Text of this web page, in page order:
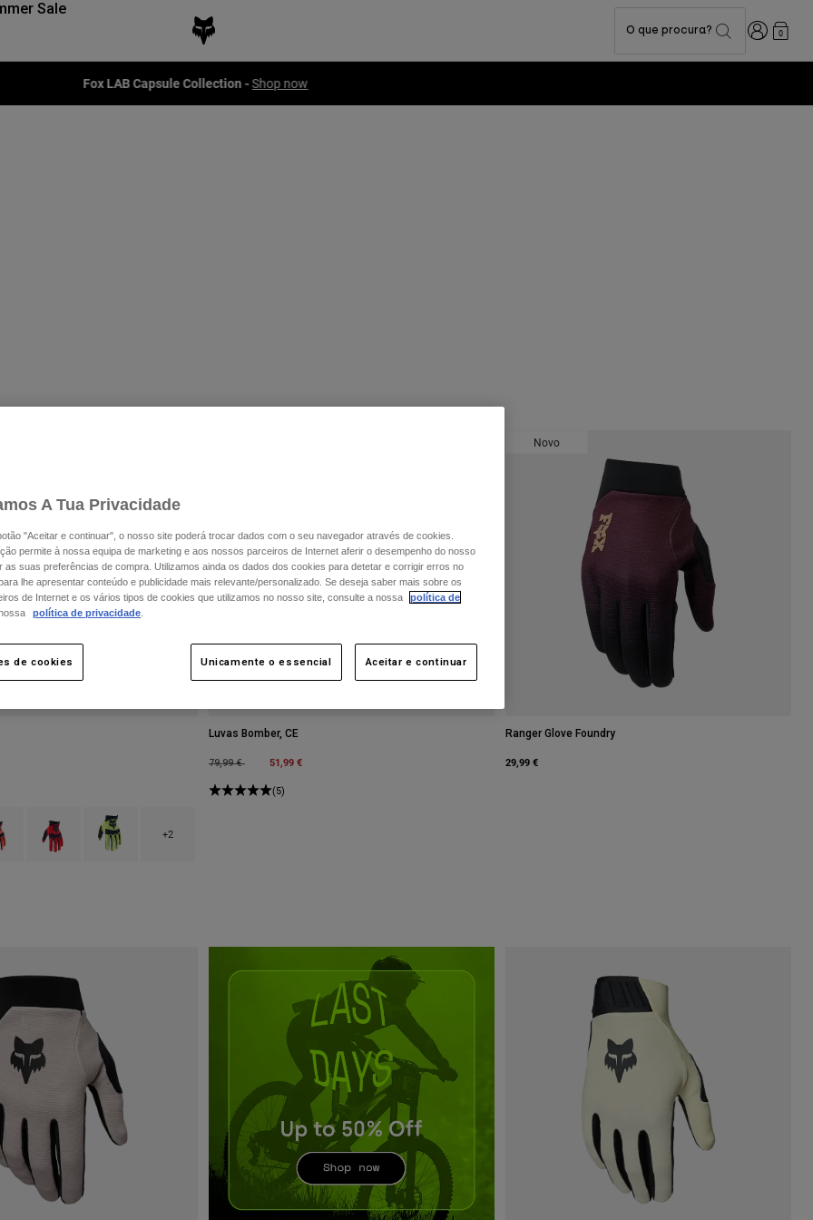
Sale
O que procura? Iniciar0
Fox LAB Capsule Collection -Shop now
of Azul.
swatch type of Laranja Fluorescente.
Product swatch type of Vermelho Fluorescente.
Product swatch type of Amarelo Fluorescente.
+2
Luvas Bomber, CE
Price reduced from
79,99 €to 51,99 €
(5)
Novo
Ranger Glove Foundry
29,99 €
A Tua Privacidade
"Aceitar e continuar", o nosso site poderá trocar dados com o seu navegador através de cookies.
permite à nossa equipa de marketing e aos nossos parceiros de Internet aferir o desempenho do nosso
as suas preferências de compra. Utilizamos ainda os dados dos cookies para detetar e corrigir erros no
lhe apresentar conteúdo e publicidade mais relevante/personalizado. Se deseja saber mais sobre os
de Internet e os vários tipos de cookies que utilizamos no nosso site, consulte a nossa
política de
política de privacidade.
de cookies Unicamente o essencial Aceitar e continuar